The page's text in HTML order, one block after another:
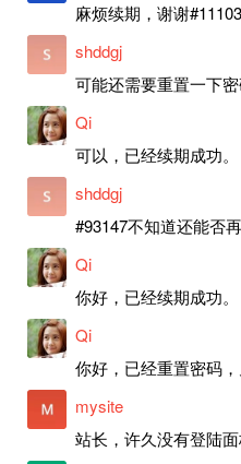
麻烦续期，谢谢
shddgj
可能还需要重置一下
Qi
可以，已经续期成功。
shddgj
#93147不知道还能否
Qi
你好，已经续期成功。
Qi
你好，已经重置密码，
mysite